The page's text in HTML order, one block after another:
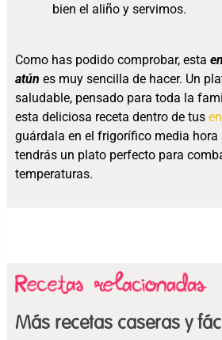
bien el aliño y servimos.
Como has podido comprobar, esta
atún es muy sencilla de hacer. Un
saludable, pensado para toda la
esta deliciosa receta dentro de tus
guárdala en el frigorífico media hora
tendrás un plato perfecto para
temperaturas.
Más recetas caseras y